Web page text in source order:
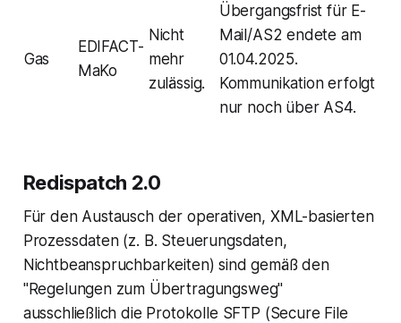
Gas
EDIFACT-
MaKo
Nicht
mehr
zulässig.
Übergangsfrist für E-
Mail/AS2 endete am
01.04.2025.
Kommunikation erfolgt
nur noch über AS4.
Redispatch 2.0
Für den Austausch der operativen, XML-basierten
Prozessdaten (z. B. Steuerungsdaten,
Nichtbeanspruchbarkeiten) sind gemäß den
"Regelungen zum Übertragungsweg"
ausschließlich die Protokolle SFTP (Secure File